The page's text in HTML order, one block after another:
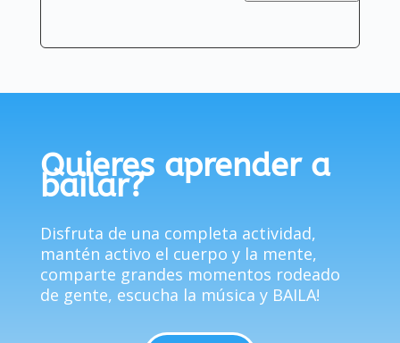
Quieres aprender a
bailar?
Disfruta de una completa actividad,
mantén activo el cuerpo y la mente,
comparte grandes momentos rodeado
de gente, escucha la música y BAILA!